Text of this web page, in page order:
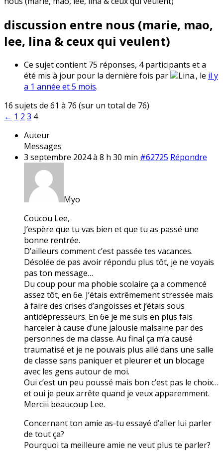
discussion entre nous (marie, mao,
lee, lina & ceux qui veulent)
Ce sujet contient 75 réponses, 4 participants et a
été mis à jour pour la dernière fois par
Lina., le il y
a 1 année et 5 mois.
16 sujets de 61 à 76 (sur un total de 76)
← 1 2 3 4
Auteur
Messages
3 septembre 2024 à 8 h 30 min #62725 Répondre
Myo
Coucou Lee,
J’espère que tu vas bien et que tu as passé une
bonne rentrée.
D’ailleurs comment c’est passée tes vacances.
Désolée de pas avoir répondu plus tôt, je ne voyais
pas ton message…
Du coup pour ma phobie scolaire ça a commencé
assez tôt, en 6e. J’étais extrêmement stressée mais
à faire des crises d’angoisses et j’étais sous
antidépresseurs. En 6e je me suis en plus fais
harceler à cause d’une jalousie malsaine par des
personnes de ma classe. Au final ça m’a causé
traumatisé et je ne pouvais plus allé dans une salle
de classe sans paniquer et pleurer et un blocage
avec les gens autour de moi.
Oui c’est un peu poussé mais bon c’est pas le choix…
et oui je peux arrête quand je veux apparemment.
Merciii beaucoup Lee.
Concernant ton amie as-tu essayé d’aller lui parler
de tout ça?
Pourquoi ta meilleure amie ne veut plus te parler?